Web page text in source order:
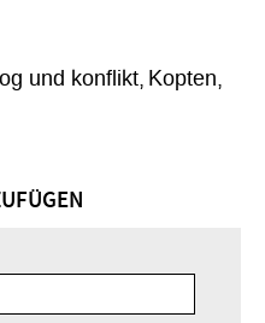
und konflikt Kopten